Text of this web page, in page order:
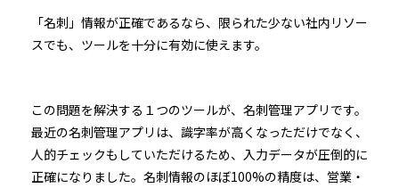
「名刺」情報が正確であるなら、限られた少ない社内リソー
スでも、ツールを十分に有効に使えます。
この問題を解決する１つのツールが、名刺管理アプリです。
最近の名刺管理アプリは、識字率が高くなっただけでなく、
人的チェックもしていただけるため、入力データが圧倒的に
正確になりました。名刺情報のほぼ100%の精度は、営業・